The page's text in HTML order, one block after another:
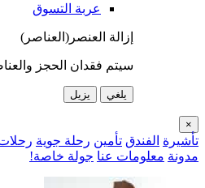
عربة التسوق
إزالة العنصر(العناصر)
سيتم فقدان الحجز
يلغي يزيل
×
تأشيرة الفندق تأمين رحلة جوية
مدونة معلومات عنا جولة خاصة!